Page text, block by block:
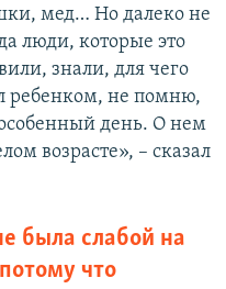
мед… Но далеко не
люди, которые это
знали, для чего
ребенком, не помню,
день. О нем
возрасте», – сказал
была слабой на
что